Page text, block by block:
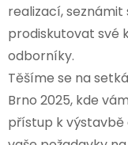
realizací,
prodiskutovat své
odborníky.
Těšíme se na
Brno 2025, kde
přístup k